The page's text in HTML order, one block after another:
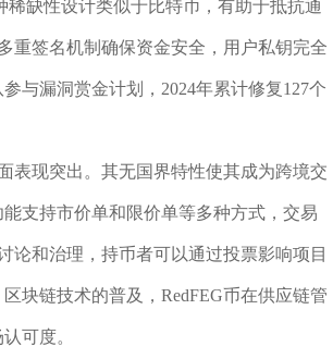
稀缺性设计类似于比特币，有助于抵抗通
重签名机制确保资金安全，用户私钥完全
与漏洞赏金计划，2024年累计修复127个
表现突出。其无国界特性使其成为跨境交
支持市价单和限价单等多种方式，交易
论和治理，持币者可以通过投票影响项目
块链技术的普及，RedFEG币在供应链管
可度。